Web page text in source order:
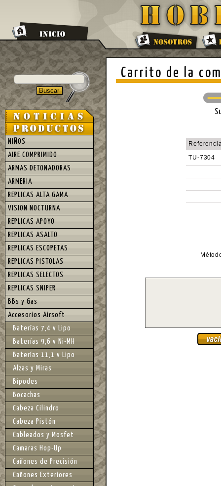
Carrito de la
TU-7304
NIÑOS
AIRE COMPRIMIDO
ARMAS DETONADORAS
ARMERIA
REPLICAS ALTA GAMA
VISION NOCTURNA
REPLICAS APOYO
REPLICAS ASALTO
REPLICAS ESCOPETAS
REPLICAS PISTOLAS
REPLICAS SELECTOS
REPLICAS SNIPER
BBs y Gas
Accesorios Airsoft
Baterías 7,4 v Lipo
Baterías 9,6 v Ni-MH
Baterías 11,1 v Lipo
Alzas y Miras
Bípodes
Bocachas
Cabeza Cilindro
Cabeza Pistón
Cableados y Mosfet
Camaras Hop-Up
Cañones de Precisión
Cañones Exteriores